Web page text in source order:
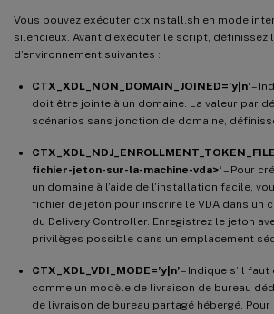
Vous pouvez exécuter ctxinstall.sh en mode
silencieux. Avant d’exécuter le script, définissez
d’environnement suivantes :
CTX_XDL_NON_DOMAIN_JOINED=’y|n’–
doit être jointe à un domaine. La valeur par
scénarios sans jonction de domaine,
fichier-jeton-sur-la-machine-vda>‘– Pour
un domaine à l’aide de l’installation facile,
fichier de jeton pour inscrire le VDA dans un
du Delivery Controller. Enregistrez le jeton
privilèges possible dans un emplacement
CTX_XDL_VDI_MODE=’y|n’– Indique s’il
comme un modèle de livraison de bureau
de livraison de bureau partagé hébergé.